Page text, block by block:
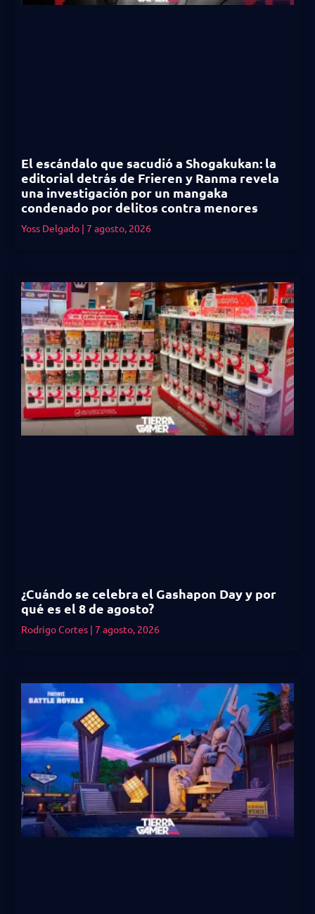
El escándalo que sacudió a Shogakukan: la
editorial detrás de Frieren y Ranma revela
una investigación por un mangaka
condenado por delitos contra menores
Yoss Delgado 7 agosto, 2026
¿Cuándo se celebra el Gashapon Day y por
qué es el 8 de agosto?
Rodrigo Cortes 7 agosto, 2026